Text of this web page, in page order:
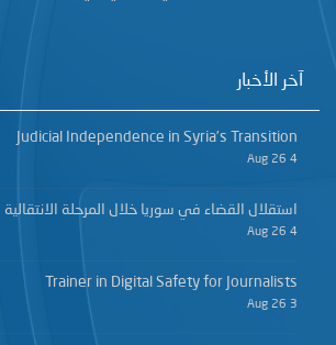
آخر الأخبار
Judicial Independence in Syria’s Transition
4 Aug 26
استقلال القضاء في سوريا خلال المرحلة الانتقالية
4 Aug 26
Trainer in Digital Safety for Journalists
3 Aug 26